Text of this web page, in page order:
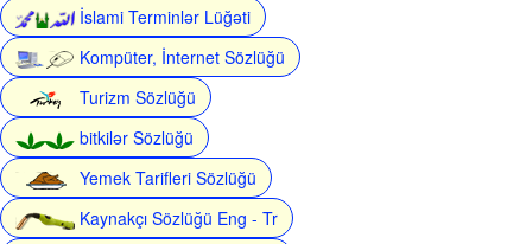
İslami Terminlər Lüğəti
Kompüter, İnternet Sözlüğü
Turizm Sözlüğü
bitkilər Sözlüğü
Yemek Tarifleri Sözlüğü
Kaynakçı Sözlüğü Eng - Tr